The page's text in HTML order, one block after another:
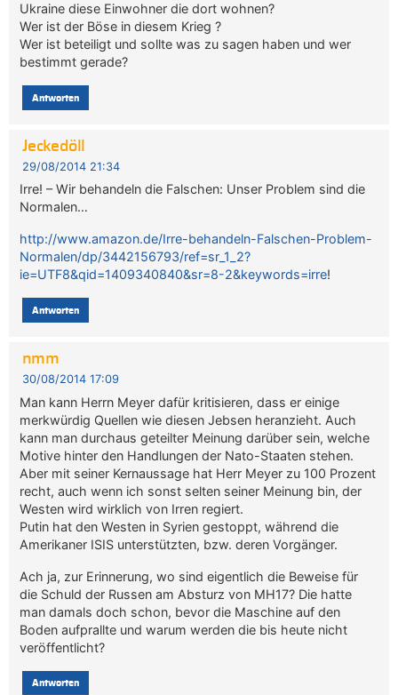
Ukraine diese Einwohner die dort wohnen?
Wer ist der Böse in diesem Krieg ?
Wer ist beteiligt und sollte was zu sagen haben und wer
bestimmt gerade?
Antworten
Jeckedöll
29/08/2014 21:34
Irre! – Wir behandeln die Falschen: Unser Problem sind die
Normalen…
http://www.amazon.de/Irre-behandeln-Falschen-Problem-
Normalen/dp/3442156793/ref=sr_1_2?
ie=UTF8&qid=1409340840&sr=8-2&keywords=irre!
Antworten
nmm
30/08/2014 17:09
Man kann Herrn Meyer dafür kritisieren, dass er einige
merkwürdig Quellen wie diesen Jebsen heranzieht. Auch
kann man durchaus geteilter Meinung darüber sein, welche
Motive hinter den Handlungen der Nato-Staaten stehen.
Aber mit seiner Kernaussage hat Herr Meyer zu 100 Prozent
recht, auch wenn ich sonst selten seiner Meinung bin, der
Westen wird wirklich von Irren regiert.
Putin hat den Westen in Syrien gestoppt, während die
Amerikaner ISIS unterstützten, bzw. deren Vorgänger.
Ach ja, zur Erinnerung, wo sind eigentlich die Beweise für
die Schuld der Russen am Absturz von MH17? Die hatte
man damals doch schon, bevor die Maschine auf den
Boden aufprallte und warum werden die bis heute nicht
veröffentlicht?
Antworten